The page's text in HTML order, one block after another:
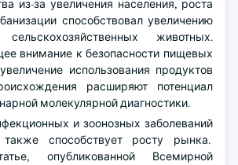
из-за увеличения населения, роста
способствовал увеличению
сельскохозяйственных животных.
внимание к безопасности пищевых
использования продуктов
расширяют потенциал
молекулярной диагностики.
и зоонозных заболеваний
способствует росту рынка.
опубликованной Всемирной